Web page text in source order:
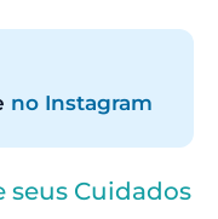
no Instagram
seus Cuidados